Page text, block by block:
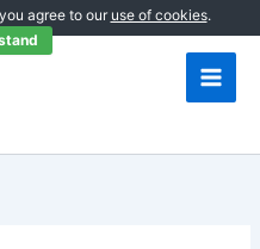
agree to our use of cookies.